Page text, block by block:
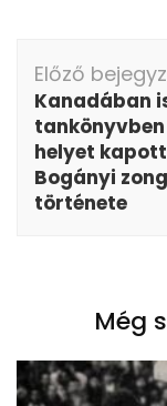
Bejegyzés
Előző
Kanadában
helyet
Bogányi
története
Még